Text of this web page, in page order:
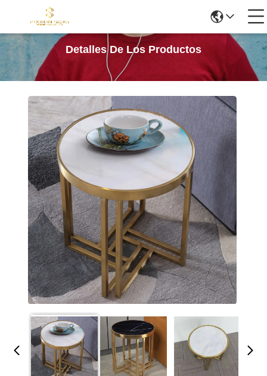
Detalles De Los Productos